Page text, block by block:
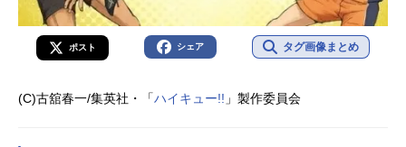
ポスト シェア タグ画像まとめ
(C)古舘春一/集英社・「ハイキュー!! 」製作委員会